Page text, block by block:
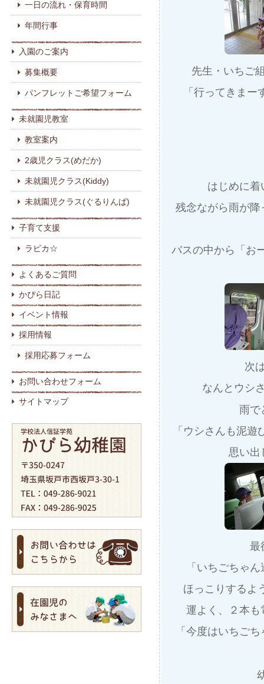
一日の流れ・保育時間
年間行事
入園のご案内
募集概要
パンフレットご希望フォーム
未就園児教室
教室案内
2歳児クラス(めだか)
未就園児クラス(Kiddy)
未就園児クラス(ぐるりんぱ)
子育て支援
ラピカ☆
よくあるご質問
かぴら日記
イベント情報
採用情報
採用応募フォーム
お問い合わせフォーム
サイトマップ
先生・いちご
「行ってきま
はじめに
残念ながら雨が
バスの中から「お
次
なんとウシ
雨で
「ウシさんも泥
思い出
最
「いちごちゃ
ほっこりするよ
運よく、２本
「今度はいちご